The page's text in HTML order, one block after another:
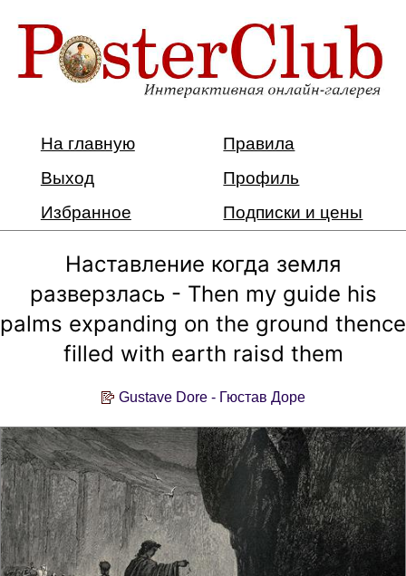
На главную
Правила
Выход
Профиль
Избранное
Подписки и цены
Наставление когда земля
разверзлась - Тhen my guide his
palms expanding on the ground thence
filled with earth raisd them
Gustave Dore - Гюстав Доре